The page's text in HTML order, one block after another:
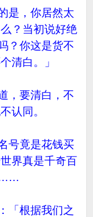
是，你居然太
？当初说好绝
？你这是货不
清白。」
，要清白，不
认同。
号竟是花钱买
界真是千奇百
……
「根据我们之